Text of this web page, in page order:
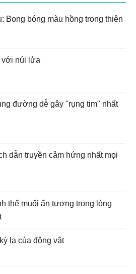
Bong bóng màu hồng trong thiên
núi lửa
đường dễ gây "rụng tim" nhất
dẫn truyền cảm hứng nhất mọi
thể muối ấn tượng trong lòng
lạ của động vật